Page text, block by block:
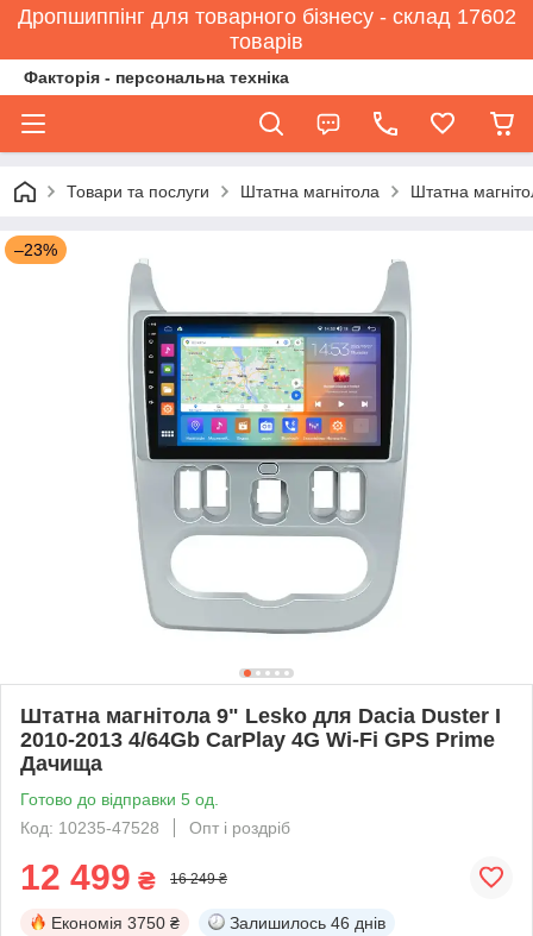
Дропшиппінг для товарного бізнесу - склад 17602
товарів
Факторія - персональна техніка
Товари та послуги Штатна магнітола Штатна
–23%
Штатна магнітола 9" Lesko для Dacia Duster I
2010-2013 4/64Gb CarPlay 4G Wi-Fi GPS Prime
Дачища
Готово до відправки 5 од.
Код: 10235-47528
Опт і роздріб
12 499 ₴ 16 249 ₴
Економія 3750 ₴ Залишилось 46 днів